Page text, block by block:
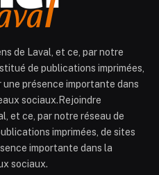
de Laval, et ce, par notre
de publications imprimées,
présence importante dans
sociaux.Rejoindre
et ce, par notre réseau de
imprimées, de sites
importante dans la
sociaux.